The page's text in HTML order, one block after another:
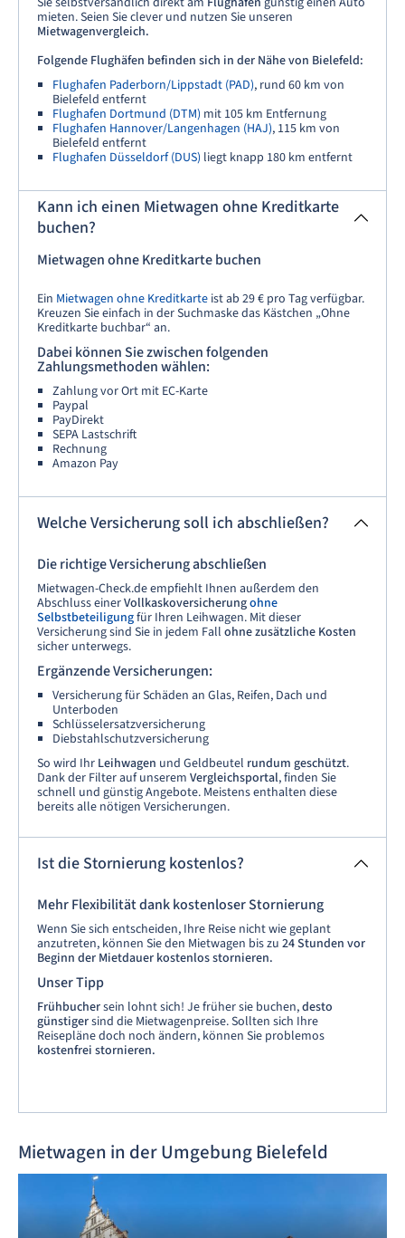
mieten. Seien Sie clever und nutzen Sie unseren
Mietwagenvergleich.
Folgende Flughäfen befinden sich in der Nähe von Bielefeld:
Flughafen Paderborn/Lippstadt (PAD), rund 60 km von
Bielefeld entfernt
Flughafen Dortmund (DTM) mit 105 km Entfernung
Flughafen Hannover/Langenhagen (HAJ), 115 km von
Bielefeld entfernt
Flughafen Düsseldorf (DUS) liegt knapp 180 km entfernt
Kann ich einen Mietwagen ohne Kreditkarte
buchen?
Mietwagen ohne Kreditkarte buchen
Ein Mietwagen ohne Kreditkarte ist ab 29 € pro Tag verfügbar.
Kreuzen Sie einfach in der Suchmaske das Kästchen „Ohne
Kreditkarte buchbar“ an.
Dabei können Sie zwischen folgenden
Zahlungsmethoden wählen:
Zahlung vor Ort mit EC-Karte
Paypal
PayDirekt
SEPA Lastschrift
Rechnung
Amazon Pay
Welche Versicherung soll ich abschließen?
Die richtige Versicherung abschließen
Mietwagen-Check.de empfiehlt Ihnen außerdem den
Abschluss einerVollkaskoversicherungohne
Selbstbeteiligungfür Ihren Leihwagen. Mit dieser
Versicherung sind Sie in jedem Fall ohne zusätzliche Kosten
sicher unterwegs.
Ergänzende Versicherungen:
Versicherung für Schäden an Glas, Reifen, Dach und
Unterboden
Schlüsselersatzversicherung
Diebstahlschutzversicherung
So wird Ihr Leihwagen und Geldbeutel rundum geschützt.
Dank der Filter auf unserem Vergleichsportal, finden Sie
schnell und günstig Angebote. Meistens enthalten diese
bereits alle nötigen Versicherungen.
Ist die Stornierung kostenlos?
Mehr Flexibilität dank kostenloser Stornierung
Wenn Sie sich entscheiden, Ihre Reise nicht wie geplant
anzutreten, können Sie den Mietwagen bis zu 24 Stunden vor
Beginn der Mietdauer kostenlos stornieren.
Unser Tipp
Frühbuchersein lohnt sich! Je früher sie buchen,desto
günstigersind die Mietwagenpreise. Sollten sich Ihre
Reisepläne doch noch ändern, können Sie problemos
kostenfrei stornieren.
Mietwagen in der Umgebung Bielefeld